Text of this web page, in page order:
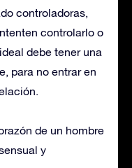
controladoras,
controlarlo o
debe tener una
para no entrar en
de un hombre
y